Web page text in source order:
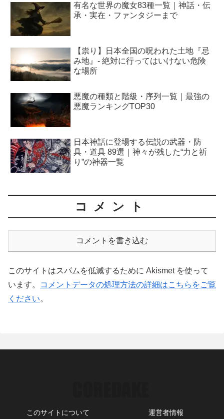
有名な世界の魔女83種一覧｜神話・伝
承・実在・ファンタジーまで
【祟り】日本全国の呪われた土地『忌
み地』- 絶対に行ってはいけない危険
な場所
悪魔の種類と階級・序列一覧｜最強の
悪魔ランキングTOP30
日本神話に登場する伝説の武器・防
具・道具 89選｜神々が残した“力と祈
り”の神器一覧
コメント
コメントを書き込む
このサイトはスパムを低減するために Akismet を使って
います。
コメントデータの処理方法の詳細はこちらをご覧
ください。
このサイトについて 運営者情報